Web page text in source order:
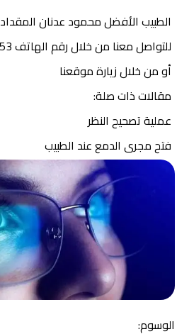
الطبيب الأفضل محمود عدنان المقداد
للتواصل معنا من خلال رقم الهاتف 00963957752453
أو من خلال زيارة موقعنا
مقالات ذات صلة:
عملية تصحيح النظر
فتح مجرى الدمع عند الطبيب
الوسوم: